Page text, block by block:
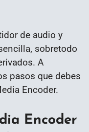
de audio y
sobretodo
A
pasos que debes
Encoder.
Encoder